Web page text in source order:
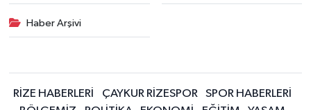
Haber Arşivi
RİZE HABERLERİ ÇAYKUR RİZESPOR
SPOR HABERLERİ